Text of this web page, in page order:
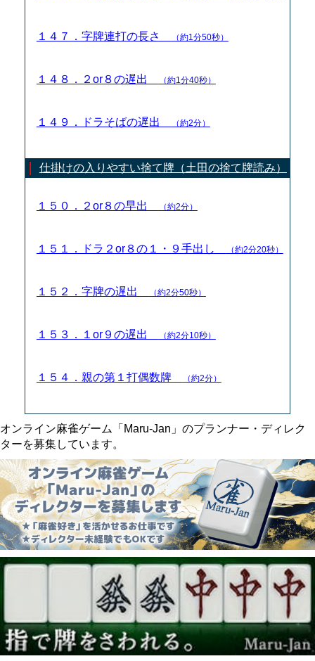
１４７．字牌連打の長さ （約1分50秒）
１４８．２or８の遅出 （約1分40秒）
１４９．ドラそばの遅出 （約2分）
仕掛けの入りやすい捨て牌（土田の捨て牌読み）
１５０．２or８の早出 （約2分）
１５１．ドラ２or８の１・９手出し （約2分20秒）
１５２．字牌の遅出 （約2分50秒）
１５３．１or９の遅出 （約2分10秒）
１５４．親の第１打偶数牌 （約2分）
オンライン麻雀ゲーム「Maru-Jan」のプランナー・ディレク
ターを募集しています。